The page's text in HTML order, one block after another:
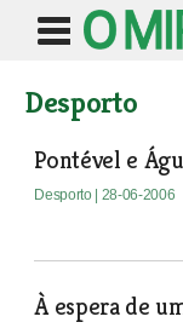
Desporto
Pontével e
Desporto | 28-06-2006
À espera de